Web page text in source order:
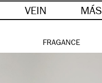
VEIN MÁS
FRAGANCE